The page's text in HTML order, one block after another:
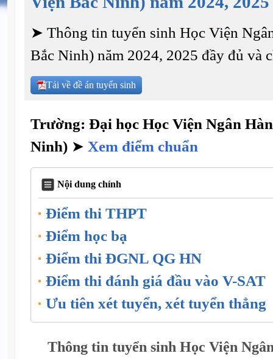
➤ Thông tin tuyển sinh Học Viện
Bắc Ninh) năm 2024, 2025 đầy đủ và
Tải về đề án tuyển sinh
Trường: Đại học Học Viện Ngân
Ninh) ➤ Xem điểm chuẩn
Nội dung chính
Điểm thi THPT
Điểm học bạ
Điểm thi ĐGNL QG HN
Điểm thi đánh giá đầu vào V-SAT
Ưu tiên xét tuyển, xét tuyển thẳng
Thông tin tuyển sinh Học Viện